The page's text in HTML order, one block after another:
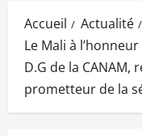
Accueil
Actualité
Le Mali à
D.G de la
prometteur de la